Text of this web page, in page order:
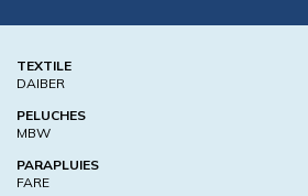
TEXTILE
DAIBER
PELUCHES
MBW
PARAPLUIES
FARE